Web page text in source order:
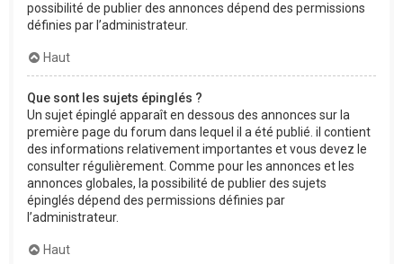
possibilité de publier des annonces dépend des permissions
définies par l’administrateur.
Haut
Que sont les sujets épinglés ?
Un sujet épinglé apparaît en dessous des annonces sur la
première page du forum dans lequel il a été publié. il contient
des informations relativement importantes et vous devez le
consulter régulièrement. Comme pour les annonces et les
annonces globales, la possibilité de publier des sujets
épinglés dépend des permissions définies par
l’administrateur.
Haut